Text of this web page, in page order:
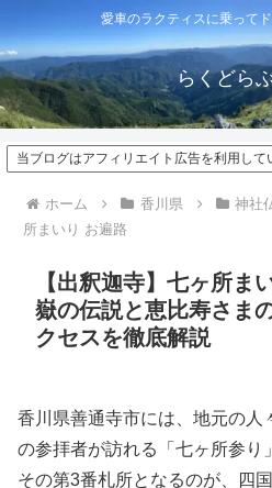
愛車のラクティスに乗って
らくどら
当ブログはアフィリエイト広告を利用して
ホーム 香川県 神社
所まいり お遍路
【出釈迦寺】七ヶ所ま
嶽の伝説と恵比寿さま
クセスを徹底解説
香川県善通寺市には、地元の人
の参拝者が訪れる「七ヶ所参り
その第3番札所となるのが、四